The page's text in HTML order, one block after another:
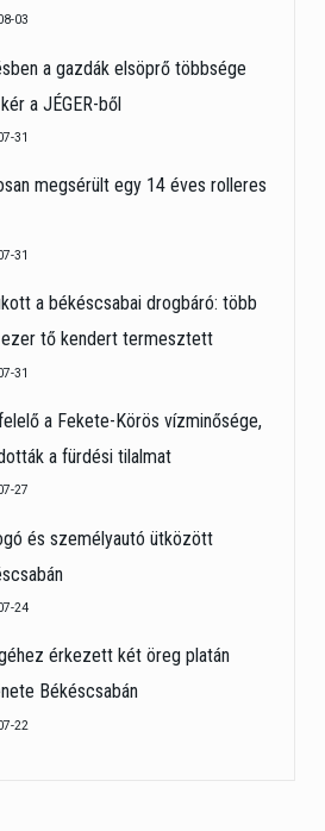
03
a gazdák elsöprő többsége
a JÉGER-ből
31
megsérült egy 14 éves rolleres
31
a békéscsabai drogbáró: több
tő kendert termesztett
31
a Fekete-Körös vízminősége,
a fürdési tilalmat
27
és személyautó ütközött
24
érkezett két öreg platán
Békéscsabán
22